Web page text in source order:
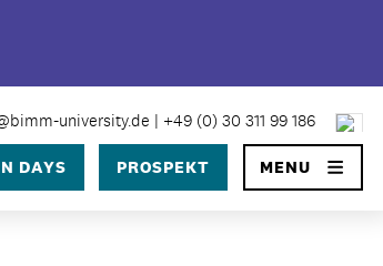
university.de | +49 (0) 30 311 99 186
DAYS PROSPEKT MENU
×